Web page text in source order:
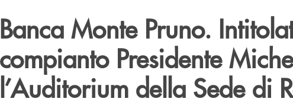
Banca Monte Pruno.
compianto Presidente
l’Auditorium della Sede di